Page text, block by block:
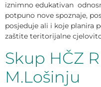
iznimno edukativan
potpuno nove spoznaje,
posjeduje ali i koje planira
zaštite teritorijalne
Skup HČZ
M.Lošinju